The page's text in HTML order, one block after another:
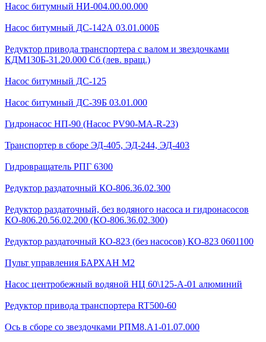
Насос битумный НИ-004.00.00.000
Насос битумный ДС-142А 03.01.000Б
Редуктор привода транспортера с валом и звездочками
КДМ130Б-31.20.000 Сб (лев. вращ.)
Насос битумный ДС-125
Насос битумный ДС-39Б 03.01.000
Гидронасос НП-90 (Насос PV90-MA-R-23)
Транспортер в сборе ЭД-405, ЭД-244, ЭД-403
Гидровращатель РПГ 6300
Редуктор раздаточный КО-806.36.02.300
Редуктор раздаточный, без водяного насоса и гидронасосов
КО-806.20.56.02.200 (КО-806.36.02.300)
Редуктор раздаточный КО-823 (без насосов) КО-823 0601100
Пульт управления БАРХАН М2
Насос центробежный водяной НЦ 60\125-А-01 алюминий
Редуктор привода транспортера RT500-60
Ось в сборе со звездочками РПМ8.А1-01.07.000